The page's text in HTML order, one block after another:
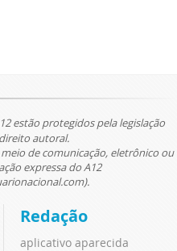
estão protegidos pela legislação
autoral.
de comunicação, eletrônico ou
expressa do A12
Redação
aplicativo aparecida